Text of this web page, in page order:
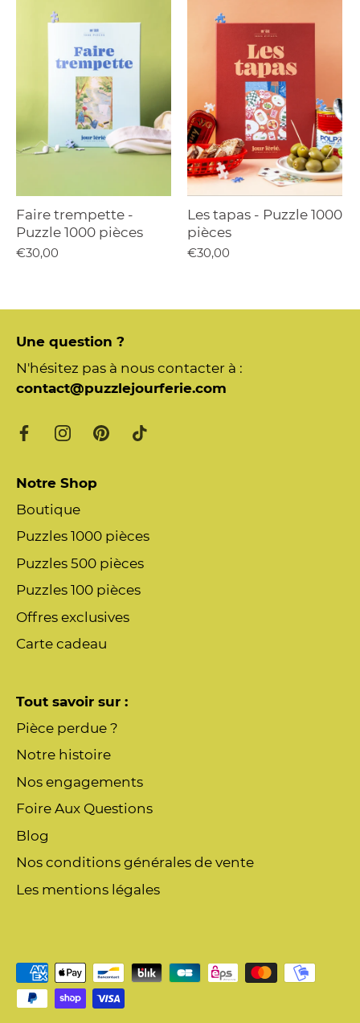
Faire trempette -
Puzzle 1000 pièces
€30,00
Les tapas - Puzzle 1000
pièces
€30,00
Une question ?
N'hésitez pas à nous contacter à :
contact@puzzlejourferie.com
Notre Shop
Boutique
Puzzles 1000 pièces
Puzzles 500 pièces
Puzzles 100 pièces
Offres exclusives
Carte cadeau
Tout savoir sur :
Pièce perdue ?
Notre histoire
Nos engagements
Foire Aux Questions
Blog
Nos conditions générales de vente
Les mentions légales